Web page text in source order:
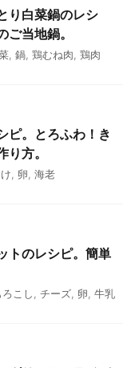
り白菜鍋のレシ
ご当地鍋。
鍋 鶏むね肉 鶏肉
ピ。とろふわ！き
方。
卵 海老
トのレシピ。簡単
こし チーズ 卵 牛乳